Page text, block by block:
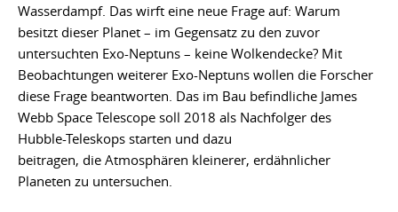
Wasserdampf. Das wirft eine neue Frage auf: Warum
besitzt dieser Planet – im Gegensatz zu den zuvor
untersuchten Exo-Neptuns – keine Wolkendecke? Mit
Beobachtungen weiterer Exo-Neptuns wollen die Forscher
diese Frage beantworten. Das im Bau befindliche James
Webb Space Telescope soll 2018 als Nachfolger des
Hubble-Teleskops starten und dazu
beitragen, die Atmosphären kleinerer, erdähnlicher
Planeten zu untersuchen.